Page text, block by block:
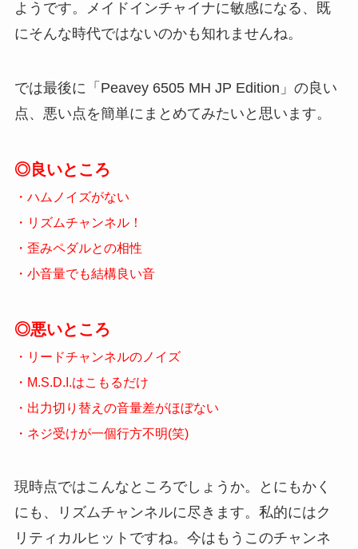
ようです。メイドインチャイナに敏感になる、既
にそんな時代ではないのかも知れませんね。
では最後に「Peavey 6505 MH JP Edition」の良い
点、悪い点を簡単にまとめてみたいと思います。
◎良いところ
・ハムノイズがない
・リズムチャンネル！
・歪みペダルとの相性
・小音量でも結構良い音
◎悪いところ
・リードチャンネルのノイズ
・M.S.D.I.はこもるだけ
・出力切り替えの音量差がほぼない
・ネジ受けが一個行方不明(笑)
現時点ではこんなところでしょうか。とにもかく
にも、リズムチャンネルに尽きます。私的にはク
リティカルヒットですね。今はもうこのチャンネ